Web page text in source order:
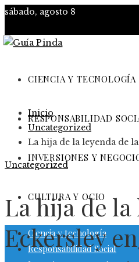
sábado, agosto 8
CIENCIA Y TECNOLOGÍA
RESPONSABILIDAD
INVERSIONES Y
CULTURA Y OCIO
Ciencia y tecnología
Responsabilidad Social
Inicio
Uncategorized
La hija de la leyenda de
Uncategorized
La hija de
Eckersley